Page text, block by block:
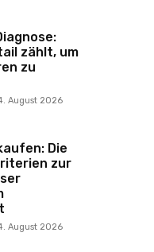
zählt, um
zu
August 2026
Die
zur
August 2026